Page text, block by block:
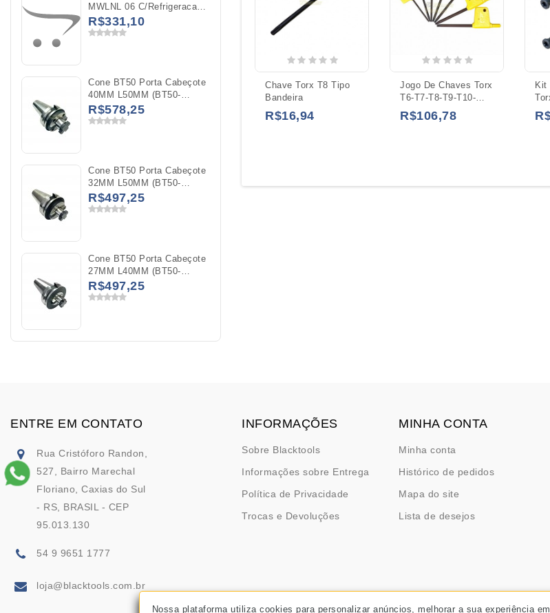
Nossa plataforma utiliza cookies para personalizar anúncios, melhorar a sua experiência
MWLNL 06 C/Refrigeracao
WNMG 0604
R$331,10
Cone BT50 Porta Cabeçote
40MM L50MM (BT50-
FMB40-50)
R$578,25
Cone BT50 Porta Cabeçote
32MM L50MM (BT50-
FMB32-50)
R$497,25
Cone BT50 Porta Cabeçote
27MM L40MM (BT50-
FMB27-40)
R$497,25
Chave Torx T8 Tipo
Bandeira
R$16,94
Jogo De Chaves Torx
T6-T7-T8-T9-T10-
T15-T20 Tipo
Bandeira
R$106,78
Kit
ENTRE EM CONTATO
Rua Cristóforo Randon,
527, Bairro Marechal
Floriano, Caxias do Sul
- RS, BRASIL - CEP
95.013.130
54 9 9651 1777
loja@blacktools.com.br
INFORMAÇÕES
Sobre Blacktools
Informações sobre Entrega
Política de Privacidade
Trocas e Devoluções
MINHA CONTA
Minha conta
Histórico de pedidos
Mapa do site
Lista de desejos